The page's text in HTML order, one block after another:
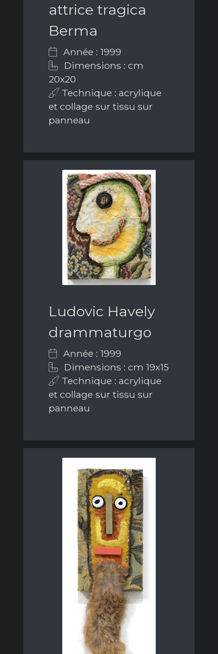
attrice tragica
Berma
Année : 1999
Dimensions : cm
20x20
Technique : acrylique
et collage sur tissu sur
panneau
Ludovic Havely
drammaturgo
Année : 1999
Dimensions : cm 19x15
Technique : acrylique
et collage sur tissu sur
panneau